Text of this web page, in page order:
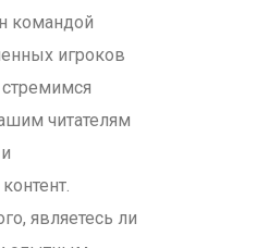
командой
игроков
читателям
являетесь ли